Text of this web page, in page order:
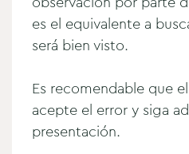
es el equivalente a
será bien visto.
Es recomendable que
acepte el error y siga
presentación.